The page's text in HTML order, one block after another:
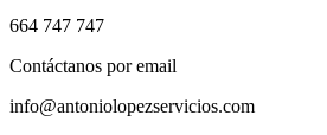
664 747 747
Contáctanos por email
info@antoniolopezservicios.com